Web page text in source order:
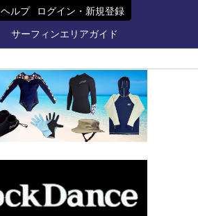
ヘルプ ログイン・新規登録
サーフィンエリアガイド